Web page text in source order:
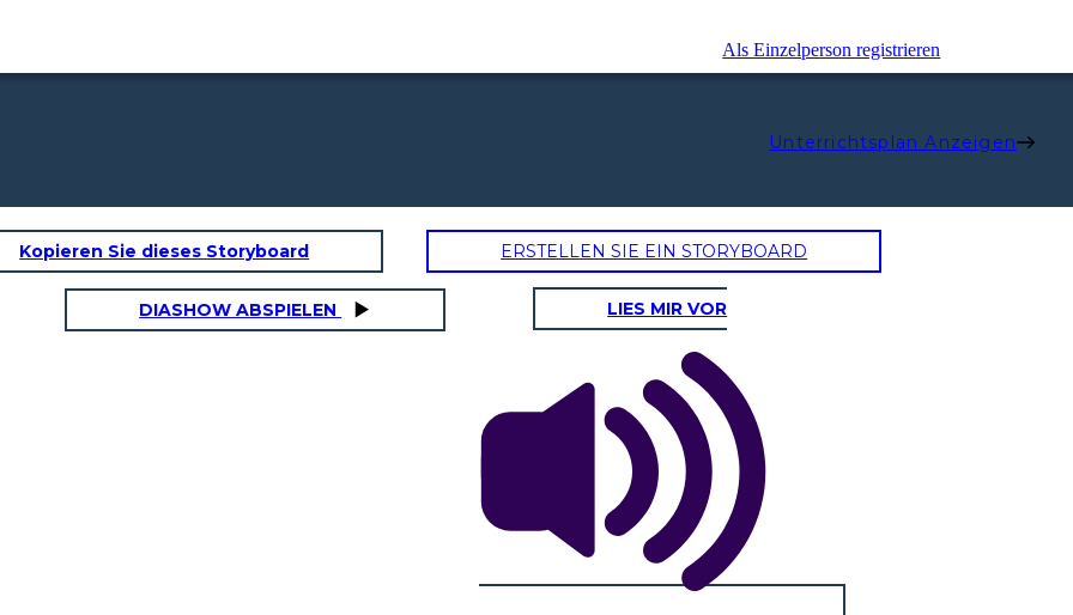
Als Einzelperson registrieren
Unterrichtsplan Anzeigen
Kopieren Sie dieses Storyboard ERSTELLEN SIE EIN STORYBOARD
DIASHOW ABSPIELEN LIES MIR VOR